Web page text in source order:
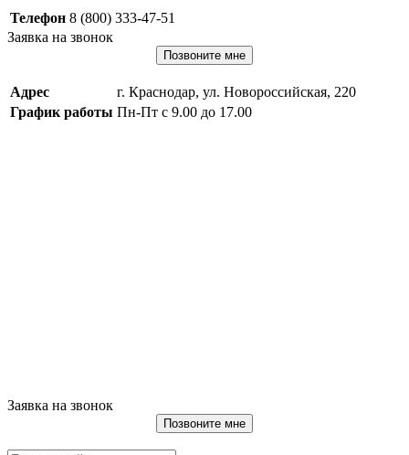
Телефон 8 (800) 333-47-51
Заявка на звонок
Позвоните мне
Адрес
г. Краснодар, ул. Новороссийская, 220
График работы Пн-Пт с 9.00 до 17.00
Заявка на звонок
Позвоните мне